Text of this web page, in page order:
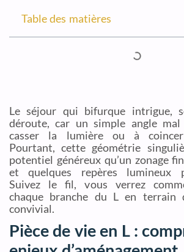
Table des matières
Le séjour qui bifurque intrigue,
déroute, car un simple angle
casser la lumière ou à
Pourtant, cette géométrie
potentiel généreux qu’un zonage
et quelques repères lumineux
Suivez le fil, vous verrez
chaque branche du L en
convivial.
Pièce de vie en L :